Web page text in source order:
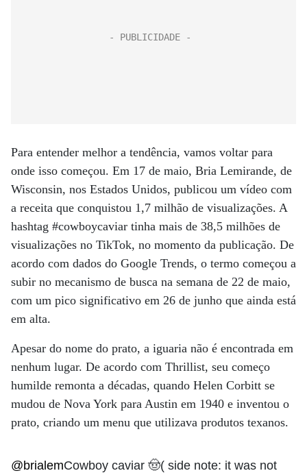
Para entender melhor a tendência, vamos voltar para
onde isso começou. Em 17 de maio, Bria Lemirande, de
Wisconsin, nos Estados Unidos, publicou um vídeo com
a receita que conquistou 1,7 milhão de visualizações. A
hashtag #cowboycaviar tinha mais de 38,5 milhões de
visualizações no TikTok, no momento da publicação. De
acordo com dados do Google Trends, o termo começou a
subir no mecanismo de busca na semana de 22 de maio,
com um pico significativo em 26 de junho que ainda está
em alta.
Apesar do nome do prato, a iguaria não é encontrada em
nenhum lugar. De acordo com Thrillist, seu começo
humilde remonta a décadas, quando Helen Corbitt se
mudou de Nova York para Austin em 1940 e inventou o
prato, criando um menu que utilizava produtos texanos.
@brialemCowboy caviar 🤠( side note: it was not